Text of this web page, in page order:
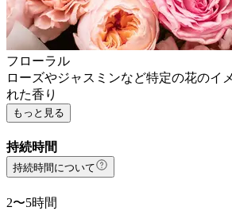
フローラル
ローズやジャスミンなど特定の花のイ
れた香り
もっと見る
持続時間
持続時間について
2〜5時間